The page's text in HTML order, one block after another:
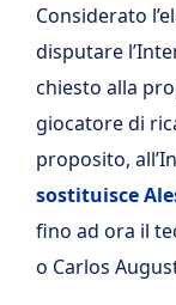
Considerato
disputare
chiesto alla
giocatore di
proposito,
sostituisce
fino ad ora il
o Carlos